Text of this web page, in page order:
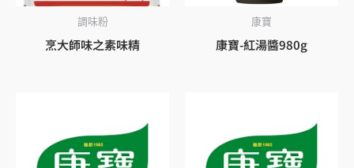
調味粉
烹大師味之素味精
康寶
康寶-紅湯醬980g